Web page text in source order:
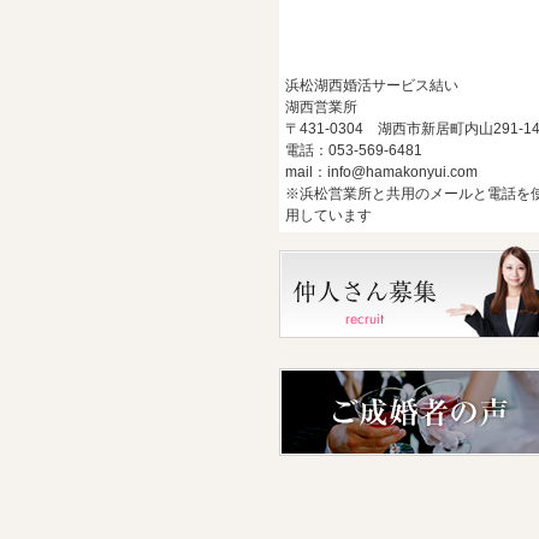
浜松湖西婚活サービス結い
湖西営業所
〒431-0304 湖西市新居町内山291-14
電話：053-569-6481
mail：info@hamakonyui.com
※浜松営業所と共用のメールと電話を
用しています